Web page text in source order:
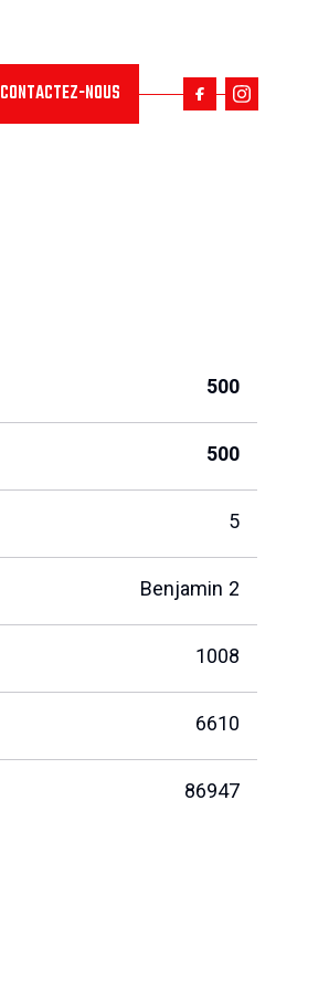
CONTACTEZ-NOUS
500
500
5
Benjamin 2
1008
6610
86947